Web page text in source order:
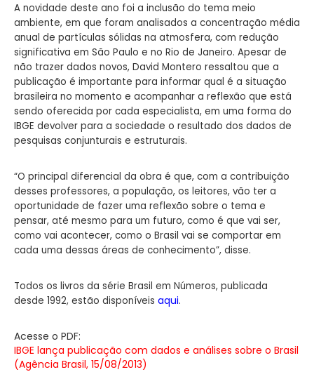
A novidade deste ano foi a inclusão do tema meio
ambiente, em que foram analisados a concentração média
anual de partículas sólidas na atmosfera, com redução
significativa em São Paulo e no Rio de Janeiro. Apesar de
não trazer dados novos, David Montero ressaltou que a
publicação é importante para informar qual é a situação
brasileira no momento e acompanhar a reflexão que está
sendo oferecida por cada especialista, em uma forma do
IBGE devolver para a sociedade o resultado dos dados de
pesquisas conjunturais e estruturais.
“O principal diferencial da obra é que, com a contribuição
desses professores, a população, os leitores, vão ter a
oportunidade de fazer uma reflexão sobre o tema e
pensar, até mesmo para um futuro, como é que vai ser,
como vai acontecer, como o Brasil vai se comportar em
cada uma dessas áreas de conhecimento”, disse.
Todos os livros da série Brasil em Números, publicada
desde 1992, estão disponíveis aqui.
Acesse o PDF:
IBGE lança publicação com dados e análises sobre o Brasil
(Agência Brasil, 15/08/2013)